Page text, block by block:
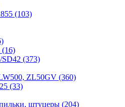
(103)
(16)
(373)
ZL50GV (360)
(33)
штуцеры (204)